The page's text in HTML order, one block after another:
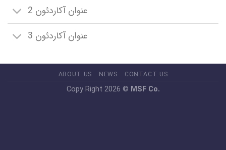
عنوان آکاردئون 2
عنوان آکاردئون 3
ABOUT US NEWS CONTACT US
Copy Right 2026 © MSF Co.